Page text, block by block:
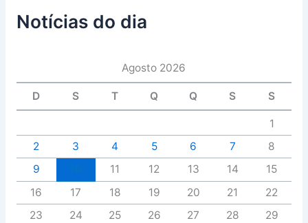
Notícias do dia
Agosto 2026
D S T Q Q S S
1
2
3 4 5 6 7
8
9
11 12 13 14
15
16
17 18 19 20 21
22
23
24 25 26 27 28
29